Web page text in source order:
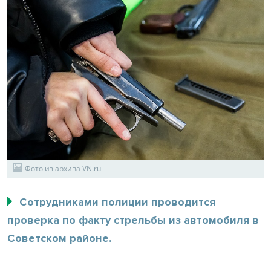
Фото из архива VN.ru
Сотрудниками полиции проводится
проверка по факту стрельбы из автомобиля в
Советском районе.